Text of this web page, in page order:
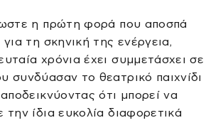
η πρώτη φορά που αποσπά
για τη σκηνική της ενέργεια,
χρόνια έχει συμμετάσχει σε
συνδύασαν το θεατρικό παιχνίδι
ότι μπορεί να
την ίδια ευκολία διαφορετικά